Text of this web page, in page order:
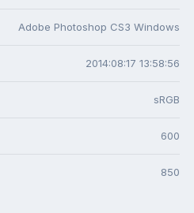
Adobe Photoshop CS3 Windows
2014:08:17 13:58:56
sRGB
600
850